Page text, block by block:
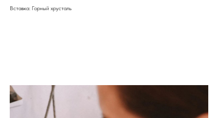
Вставка: Горный хрусталь